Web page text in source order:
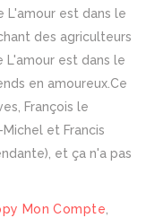
L'amour est dans le
des agriculteurs
L'amour est dans le
en amoureux.Ce
François le
et Francis
et ça n'a pas
Mon Compte